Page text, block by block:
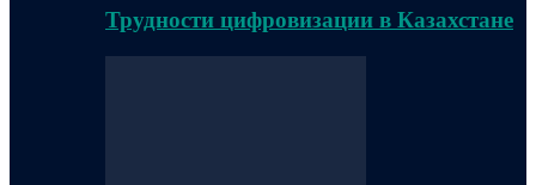
Трудности цифровизации в Казахстане